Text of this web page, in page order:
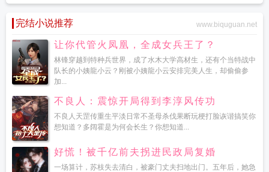
完结小说推荐 www.biquguan.net
让你代管火凤凰，全成女兵王了？
林锋穿越到特种兵世界，成了水木大学高材生，还有个当特战中
队长的小姨龍小云？刚被小姨龍小云安排完美人生，却偷偷参
加...
不良人：震惊开局得到李淳风传功
不良人天罡传重生平淡日常不圣母杀伐果断玩梗打脸诙谐搞笑你
想知道？多阔霍是为何会长生？你想知道...
好慌！被千亿前夫拐进民政局复婚
一场算计，苏枝失去清白，被豪门丈夫扫地出门。五年后，她急